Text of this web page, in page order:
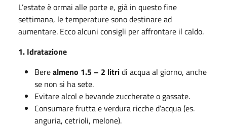
L’estate è ormai alle porte e, già in questo fine
settimana, le temperature sono destinare ad
aumentare. Ecco alcuni consigli per affrontare il caldo.
1. Idratazione
Berealmeno 1.5 – 2 litridi acqua al giorno, anche
se non si ha sete.
Evitare alcol e bevande zuccherate o gassate.
Consumare frutta e verdura ricche d’acqua (es.
anguria, cetrioli, melone).